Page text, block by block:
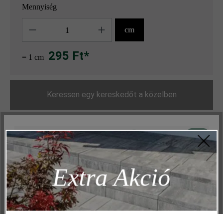
Mennyiség
cm
= 1 cm 295 Ft*
Keressen egy kereskedőt a közelben
Hozzáadás a kívánságlistához
Oldal nyomtatása
Cikkszám:22180
Műszakilag és működéshez szükséges Aktív
Marketing Inaktív
Elemzés Inaktív
Kényelem (weboldal működése) Inaktív
Kényelem (Google Térkép) Inaktív
Extra Akció